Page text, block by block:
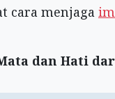
cara menjaga
dan Hati